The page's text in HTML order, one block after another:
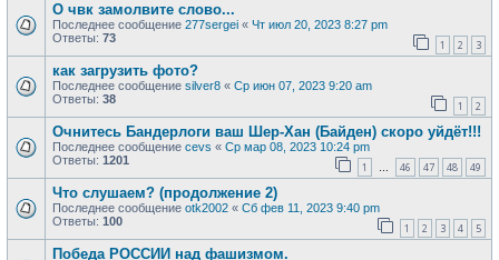
О чвк замолвите слово...
Последнее сообщение 277sergei « Чт июл 20, 2023 8:27 pm
Ответы: 73 1 2 3
как загрузить фото?
Последнее сообщение silver8 « Ср июн 07, 2023 9:20 am
Ответы: 38 1 2
Очнитесь Бандерлоги ваш Шер-Хан (Байден) скоро уйдёт!!!
Последнее сообщение cevs « Ср мар 08, 2023 10:24 pm
Ответы: 1201 1 … 46 47 48 49
Что слушаем? (продолжение 2)
Последнее сообщение otk2002 « Сб фев 11, 2023 9:40 pm
Ответы: 100 1 2 3 4 5
Победа РОССИИ над фашизмом.